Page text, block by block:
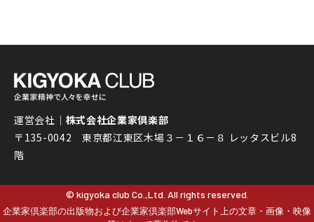
運営会社｜ 株式会社企業家倶楽部
〒135-0042 東京都江東区木場３－１６－８ レッタスビル8
階
© kigyoka club Co.,Ltd. All rights reserved.
企業家倶楽部の出版物および企業家倶楽部Webサイト上の文章・画像・映像